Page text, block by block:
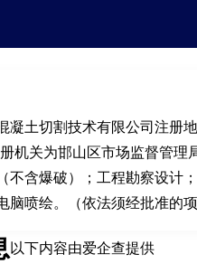
凝土切割技术有限公司注册
册机关为邯山区市场监督管
不含爆破）；工程勘察设计
脑喷绘。（依法须经批准的
以下内容由爱企查提供